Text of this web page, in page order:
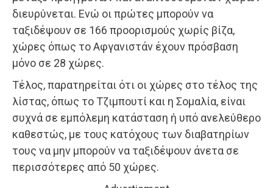
διευρύνεται. Ενώ οι πρώτες μπορούν να
ταξιδέψουν σε 166 προορισμούς χωρίς βίζα,
χώρες όπως το Αφγανιστάν έχουν πρόσβαση
μόνο σε 28 χώρες.
Τέλος, παρατηρείται ότι οι χώρες στο τέλος της
λίστας, όπως το Τζιμπουτί και η Σομαλία, είναι
συχνά σε εμπόλεμη κατάσταση ή υπό ανελεύθερο
καθεστώς, με τους κατόχους των διαβατηρίων
τους να μην μπορούν να ταξιδέψουν άνετα σε
περισσότερες από 50 χώρες.